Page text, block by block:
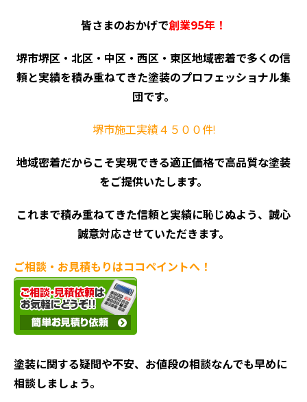
皆さまのおかげで創業95年！
堺市堺区・北区・中区・西区・東区地域密着で多くの信
頼と実績を積み重ねてきた塗装のプロフェッショナル集
団です。
堺市施工実績４５００件!
地域密着だからこそ実現できる適正価格で高品質な塗装
をご提供いたします。
これまで積み重ねてきた信頼と実績に恥じぬよう、誠心
誠意対応させていただきます。
ご相談・お見積もりはココペイントへ！
塗装に関する疑問や不安、お値段の相談なんでも早めに
相談しましょう。